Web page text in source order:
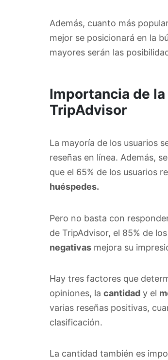
Además, cuanto más
mejor se posicionará en la
mayores serán las
Importancia de
TripAdvisor
La mayoría de los usuarios
reseñas en línea. Además,
que el 65% de los usuarios
huéspedes.
Pero no basta con
de TripAdvisor, el 85% de
negativas mejora su
Hay tres factores que
opiniones, la cantidad y el
varias reseñas positivas,
clasificación.
La cantidad también es